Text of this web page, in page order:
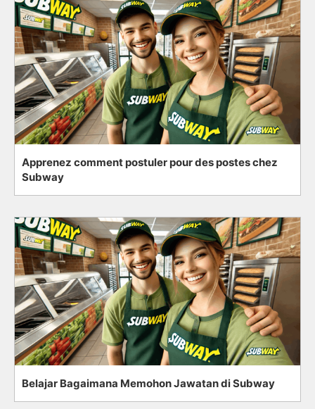
Apprenez comment postuler pour des postes chez
Subway
Belajar Bagaimana Memohon Jawatan di Subway